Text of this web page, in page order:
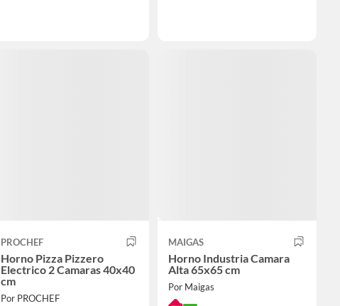
PROCHEF
Horno Pizza Pizzero
Electrico 2 Camaras 40x40
cm
Por PROCHEF
MAIGAS
Horno Industria Camara
Alta 65x65 cm
Por Maigas